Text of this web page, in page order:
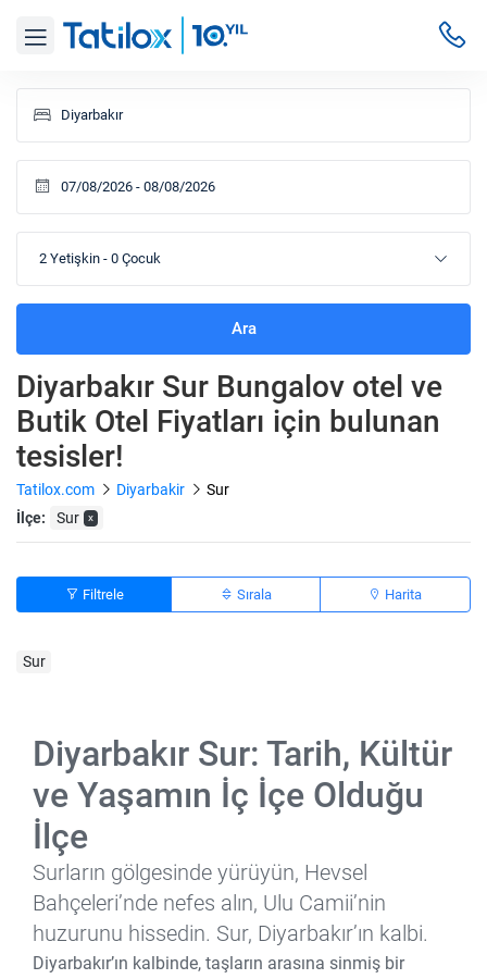
2 Yetişkin - 0 Çocuk
Ara
Diyarbakır Sur Bungalov otel ve
Butik Otel Fiyatları için bulunan
tesisler!
Tatilox.com Diyarbakir
Sur
İlçe:
Sur x
Filtrele Sırala Harita
Sur
Diyarbakır Sur: Tarih, Kültür
ve Yaşamın İç İçe Olduğu
İlçe
Surların gölgesinde yürüyün, Hevsel
Bahçeleri’nde nefes alın, Ulu Camii’nin
huzurunu hissedin. Sur, Diyarbakır’ın kalbi.
Diyarbakır’ın kalbinde, taşların arasına sinmiş bir